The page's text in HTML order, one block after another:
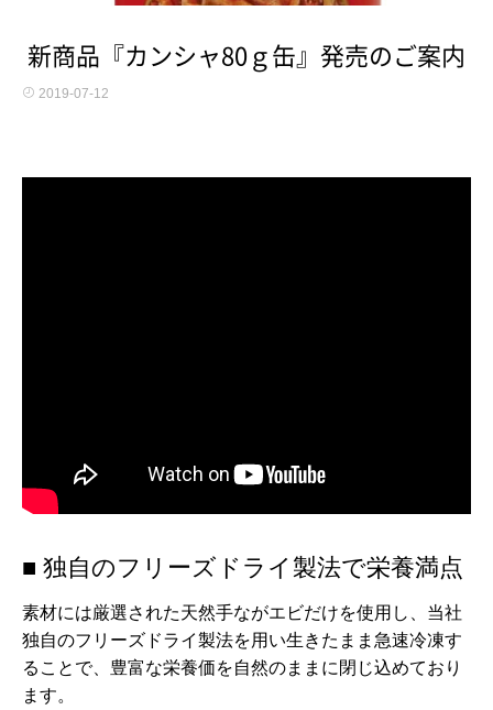
新商品『カンシャ80ｇ缶』発売のご案内
2019-07-12
■ 独自のフリーズドライ製法で栄養満点
素材には厳選された天然手ながエビだけを使用し、当社
独自のフリーズドライ製法を用い生きたまま急速冷凍す
ることで、豊富な栄養価を自然のままに閉じ込めており
ます。